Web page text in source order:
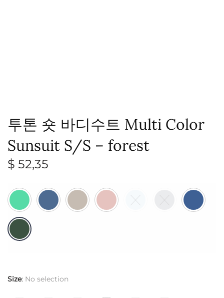
투톤 숏 바디수트 Multi Color
Sunsuit S/S – forest
$ 52,35
Size: No selection